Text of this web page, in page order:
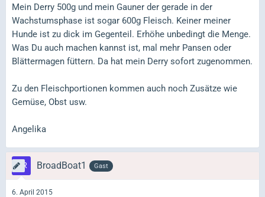
Mein Derry 500g und mein Gauner der gerade in der
Wachstumsphase ist sogar 600g Fleisch. Keiner meiner
Hunde ist zu dick im Gegenteil. Erhöhe unbedingt die Menge.
Was Du auch machen kannst ist, mal mehr Pansen oder
Blättermagen füttern. Da hat mein Derry sofort zugenommen.
Zu den Fleischportionen kommen auch noch Zusätze wie
Gemüse, Obst usw.
Angelika
BroadBoat1 Gast
6. April 2015